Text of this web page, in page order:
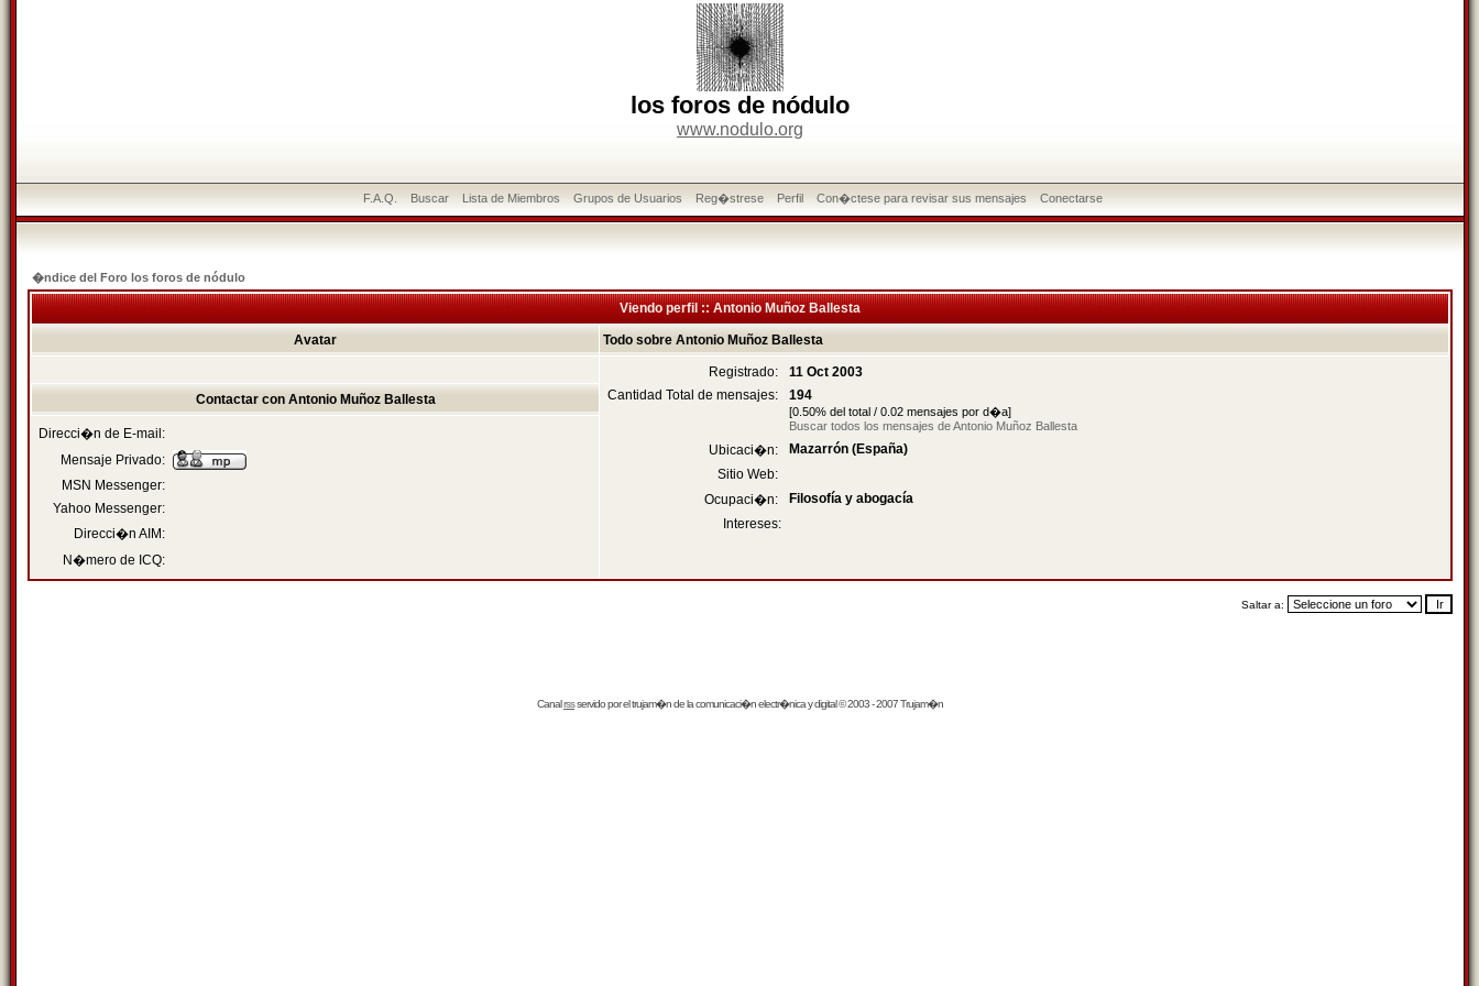
los foros de nódulo
www.nodulo.org
F.A.Q. Buscar Lista de Miembros Grupos de Usuarios Reg�strese Perfil Con�ctese para revisar sus mensajes Conectarse
�ndice del Foro los foros de nódulo
Viendo perfil :: Antonio Muñoz Ballesta
Avatar Todo sobre Antonio Muñoz Ballesta
Registrado:
11 Oct 2003
Cantidad Total de mensajes:
194
[0.50% del total / 0.02 mensajes por d�a]
Buscar todos los mensajes de Antonio Muñoz Ballesta
Ubicaci�n:
Mazarrón (España)
Sitio Web:
Ocupaci�n:
Filosofía y abogacía
Intereses:
Contactar con Antonio Muñoz Ballesta
Direcci�n de E-mail:
Mensaje Privado:
MSN Messenger:
Yahoo Messenger:
Direcci�n AIM:
N�mero de ICQ:
Saltar a:
Canalrssservido por eltrujam�nde la comunicaci�n electr�nica y digital © 2003 - 2007 Trujam�n